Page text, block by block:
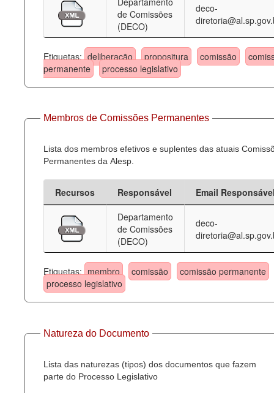
de Comissões
(DECO)
deco-
Etiquetas: deliberação propositura comissão
permanente
processo legislativo
Membros de Comissões Permanentes
Lista dos membros efetivos e suplentes das atuais
Permanentes da Alesp.
Recursos Responsável
Email
Departamento
de Comissões
(DECO)
deco-
Etiquetas: membro comissão
comissão permanente
processo legislativo
Natureza do Documento
Lista das naturezas (tipos) dos documentos que fazem
parte do Processo Legislativo